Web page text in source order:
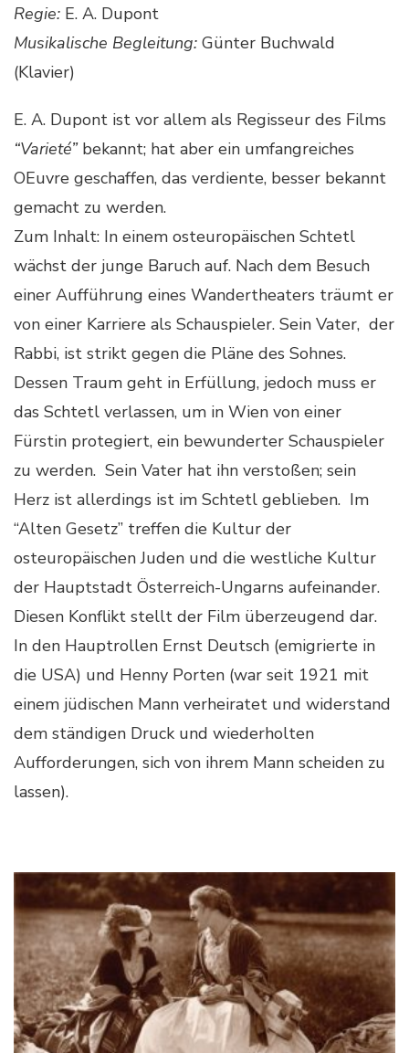
Regie: E. A. Dupont
Musikalische Begleitung: Günter Buchwald
(Klavier)
E. A. Dupont ist vor allem als Regisseur des Films
“Varieté”bekannt; hat aber ein umfangreiches
OEuvre geschaffen, das verdiente, besser bekannt
gemacht zu werden.
Zum Inhalt: In einem osteuropäischen Schtetl
wächst der junge Baruch auf. Nach dem Besuch
einer Aufführung eines Wandertheaters träumt er
von einer Karriere als Schauspieler. Sein Vater, der
Rabbi, ist strikt gegen die Pläne des Sohnes.
Dessen Traum geht in Erfüllung, jedoch muss er
das Schtetl verlassen, um in Wien von einer
Fürstin protegiert, ein bewunderter Schauspieler
zu werden. Sein Vater hat ihn verstoßen; sein
Herz ist allerdings ist im Schtetl geblieben. Im
“Alten Gesetz” treffen die Kultur der
osteuropäischen Juden und die westliche Kultur
der Hauptstadt Österreich-Ungarns aufeinander.
Diesen Konflikt stellt der Film überzeugend dar.
In den Hauptrollen Ernst Deutsch (emigrierte in
die USA) und Henny Porten (war seit 1921 mit
einem jüdischen Mann verheiratet und widerstand
dem ständigen Druck und wiederholten
Aufforderungen, sich von ihrem Mann scheiden zu
lassen).